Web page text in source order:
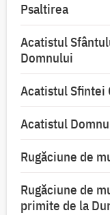
Psaltirea
Acatistul
Domnului
Acatistul Sfintei
Acatistul
Rugăciune de
Rugăciune de
primite de la